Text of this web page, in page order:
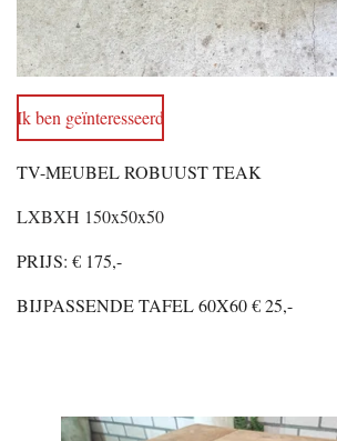
Ik ben geïnteresseerd
TV-MEUBEL ROBUUST TEAK
LXBXH 150x50x50
PRIJS: € 175,-
BIJPASSENDE TAFEL 60X60 € 25,-